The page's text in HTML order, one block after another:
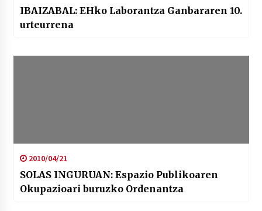
IBAIZABAL: EHko Laborantza Ganbararen 10.
urteurrena
2010/04/21
SOLAS INGURUAN: Espazio Publikoaren
Okupazioari buruzko Ordenantza